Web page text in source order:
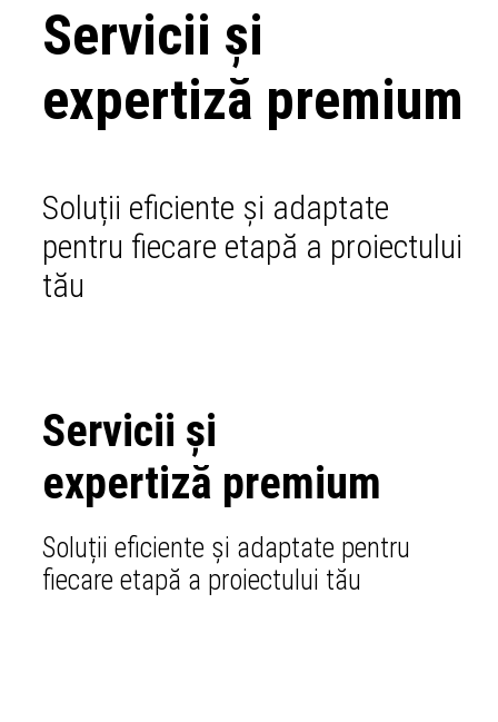
Servicii și
expertiză premium
Soluții eficiente și adaptate
pentru fiecare etapă a proiectului
tău
Servicii și
expertiză premium
Soluții eficiente și adaptate pentru
fiecare etapă a proiectului tău